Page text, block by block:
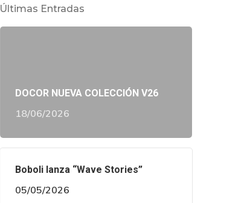
Últimas Entradas
DOCOR NUEVA COLECCIÓN V26
18/06/2026
Boboli lanza “Wave Stories”
05/05/2026